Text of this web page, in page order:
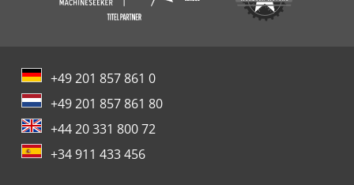
+49 201 857 861 0
+49 201 857 861 80
+44 20 331 800 72
+34 911 433 456